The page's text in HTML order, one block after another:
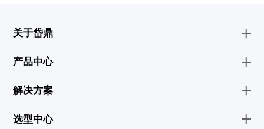
关于岱鼎
产品中心
解决方案
选型中心